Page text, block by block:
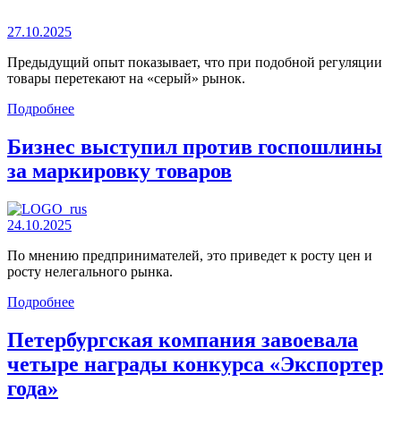
27.10.2025
Предыдущий опыт показывает, что при подобной регуляции
товары перетекают на «серый» рынок.
Подробнее
Бизнес выступил против госпошлины
за маркировку товаров
24.10.2025
По мнению предпринимателей, это приведет к росту цен и
росту нелегального рынка.
Подробнее
Петербургская компания завоевала
четыре награды конкурса «Экспортер
года»